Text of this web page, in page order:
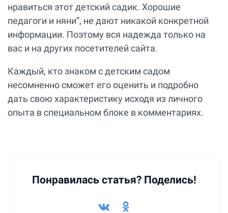
нравиться этот детский садик. Хорошие
педагоги и няни”, не дают никакой конкретной
информации. Поэтому вся надежда только на
вас и на других посетителей сайта.
Каждый, кто знаком с детским садом
несомненно сможет его оценить и подробно
дать свою характеристику исходя из личного
опыта в специальном блоке в комментариях.
Понравилась статья? Поделись!